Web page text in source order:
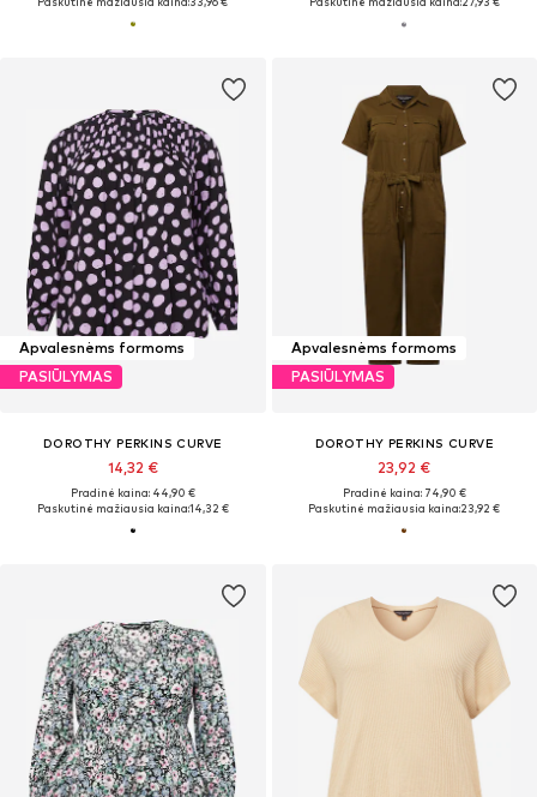
Apvalesnėms formoms
PASIŪLYMAS
DOROTHY PERKINS CURVE
14,32 €
Pradinė kaina: 44,90 €
Paskutinė mažiausia kaina:14,32 €
Apvalesnėms formoms
PASIŪLYMAS
DOROTHY PERKINS CURVE
23,92 €
Pradinė kaina: 74,90 €
Paskutinė mažiausia kaina:23,92 €